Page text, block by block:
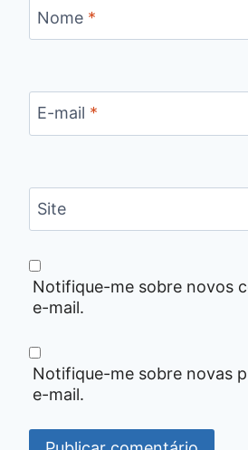
Nome *
E-mail *
Site
Notifique-me sobre novos
e-mail.
Notifique-me sobre novas
e-mail.